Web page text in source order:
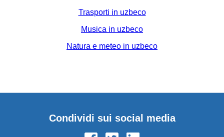
Trasporti in uzbeco
Musica in uzbeco
Natura e meteo in uzbeco
Condividi sui social media